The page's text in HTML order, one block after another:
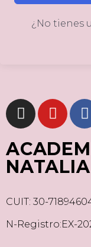
¿No tienes
CUIT: 30-
N-Registro:EX-